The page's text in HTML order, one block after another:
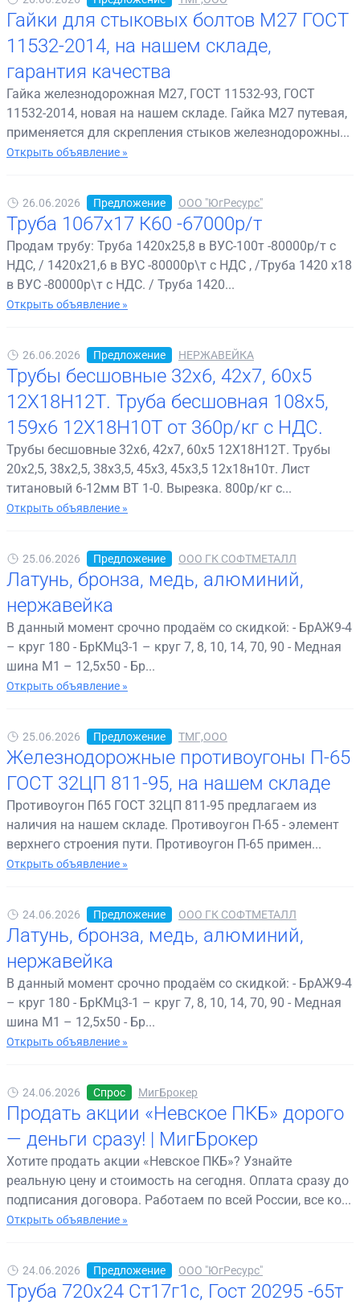
Гайки для стыковых болтов М27 ГОСТ
11532-2014, на нашем складе,
гарантия качества
Гайка железнодорожная М27, ГОСТ 11532-93, ГОСТ
11532-2014, новая на нашем складе. Гайка М27 путевая,
применяется для скрепления стыков железнодорожны...
Открыть объявление »
26.06.2026 Предложение ООО "ЮгРесурс"
Труба 1067х17 К60 -67000р/т
Продам трубу: Труба 1420х25,8 в ВУС-100т -80000р/т с
НДС, / 1420х21,6 в ВУС -80000р\т с НДС , /Труба 1420 х18
в ВУС -80000р\т с НДС. / Труба 1420...
Открыть объявление »
26.06.2026 Предложение НЕРЖАВЕЙКА
Трубы бесшовные 32х6, 42х7, 60х5
12Х18Н12Т. Труба бесшовная 108х5,
159х6 12Х18Н10Т от 360р/кг с НДС.
Трубы бесшовные 32х6, 42х7, 60х5 12Х18Н12Т. Трубы
20х2,5, 38х2,5, 38х3,5, 45х3, 45х3,5 12х18н10т. Лист
титановый 6-12мм ВТ 1-0. Вырезка. 800р/кг с...
Открыть объявление »
25.06.2026 Предложение ООО ГК СОФТМЕТАЛЛ
Латунь, бронза, медь, алюминий,
нержавейка
В данный момент срочно продаём со скидкой: - БрАЖ9-4
– круг 180 - БрКМц3-1 – круг 7, 8, 10, 14, 70, 90 - Медная
шина М1 – 12,5х50 - Бр...
Открыть объявление »
25.06.2026 Предложение ТМГ,ООО
Железнодорожные противоугоны П-65
ГОСТ 32ЦП 811-95, на нашем складе
Противоугон П65 ГОСТ 32ЦП 811-95 предлагаем из
наличия на нашем складе. Противоугон П-65 - элемент
верхнего строения пути. Противоугон П-65 примен...
Открыть объявление »
24.06.2026 Предложение ООО ГК СОФТМЕТАЛЛ
Латунь, бронза, медь, алюминий,
нержавейка
В данный момент срочно продаём со скидкой: - БрАЖ9-4
– круг 180 - БрКМц3-1 – круг 7, 8, 10, 14, 70, 90 - Медная
шина М1 – 12,5х50 - Бр...
Открыть объявление »
24.06.2026 Спрос МигБрокер
Продать акции «Невское ПКБ» дорого
— деньги сразу! | МигБрокер
Хотите продать акции «Невское ПКБ»? Узнайте
реальную цену и стоимость на сегодня. Оплата сразу до
подписания договора. Работаем по всей России, все ко...
Открыть объявление »
24.06.2026 Предложение ООО "ЮгРесурс"
Труба 720х24 Ст17г1с, Гост 20295 -65т